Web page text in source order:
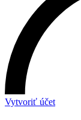
Vytvoriť účet